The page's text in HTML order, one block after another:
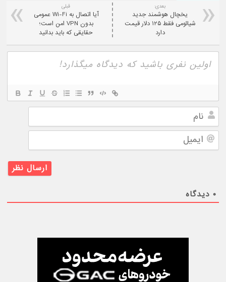
قبلی
آیا اتصال به Wi-Fi عمومی
بدون VPN امن است؛
حقایقی که باید بدانید
بعدی:
یخچال هوشمند جدید
شیائومی فقط ۱۲۵ دلار قیمت
دارد
نام
ایمیل
۰ دیدگاه